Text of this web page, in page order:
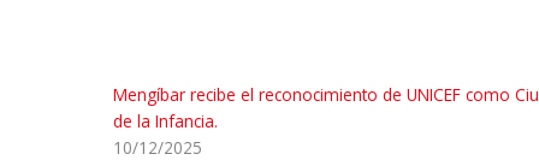
Mengíbar recibe el reconocimiento de UNICEF como
de la Infancia.
10/12/2025